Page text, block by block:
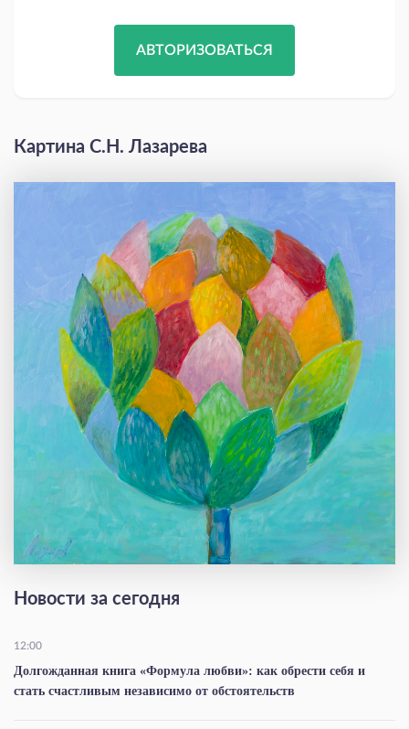
АВТОРИЗОВАТЬСЯ
Картина С.Н. Лазарева
Новости за сегодня
12:00
Долгожданная книга «Формула любви»: как обрести себя и
стать счастливым независимо от обстоятельств